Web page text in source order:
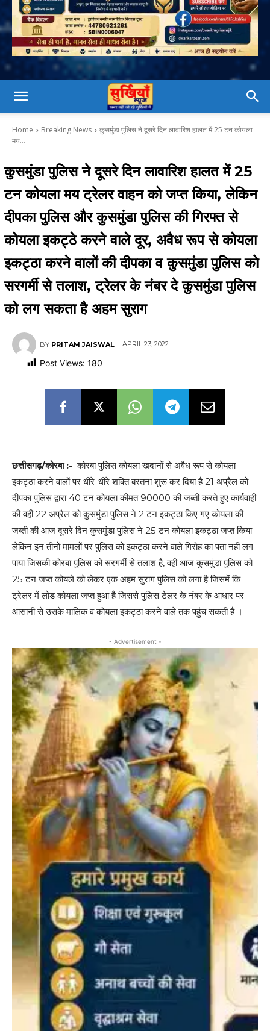
Home Breaking News
कुसमुंडा पुलिस ने दूसरे दिन लावारिश हालत में 25 टन कोयला
मय...
कुसमुंडा पुलिस ने दूसरे दिन लावारिश हालत में 25
टन कोयला मय ट्रेलर वाहन को जप्त किया, लेकिन
दीपका पुलिस और कुसमुंडा पुलिस की गिरफ्त से
कोयला इकट्ठे करने वाले दूर, अवैध रूप से कोयला
इकट्ठा करने वालों की दीपका व कुसमुंडा पुलिस को
सरगर्मी से तलाश, ट्रेलर के नंबर दे कुसमुंडा पुलिस
को लग सकता है अहम सुराग
BY PRITAM JAISWAL APRIL 23, 2022
Post Views: 180
छत्तीसगढ़/कोरबा :-कोरबा पुलिस कोयला खदानों से अवैध रूप से कोयला
इकट्ठा करने वालों पर धीरे-धीरे शक्ति बरतना शुरू कर दिया है 21 अप्रैल को
दीपका पुलिस द्वारा 40 टन कोयला कीमत 90000 की जब्ती करते हुए कार्यवाही
की वही 22 अप्रैल को कुसमुंडा पुलिस ने 2 टन इकट्ठा किए गए कोयला की
जब्ती की आज दूसरे दिन कुसमुंडा पुलिस ने 25 टन कोयला इकट्ठा जप्त किया
लेकिन इन तीनों मामलों पर पुलिस को इकट्ठा करने वाले गिरोह का पता नहीं लग
पाया जिसकी कोरबा पुलिस को सरगर्मी से तलाश है, वही आज कुसमुंडा पुलिस को
25 टन जप्त कोयले को लेकर एक अहम सुराग पुलिस को लगा है जिसमें कि
ट्रेलर में लोड कोयला जप्त हुआ है जिससे पुलिस टेलर के नंबर के आधार पर
आसानी से उसके मालिक व कोयला इकट्ठा करने वाले तक पहुंच सकती है ।
- Advertisement -